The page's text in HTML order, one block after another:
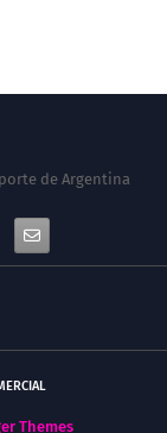
de Argentina
Themes